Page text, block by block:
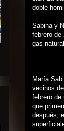
doble
Sabina y
febrero de
gas
María
vecinos
febrero de
que
después,